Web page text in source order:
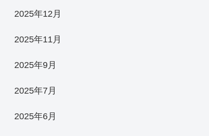
2025年12月
2025年11月
2025年9月
2025年7月
2025年6月